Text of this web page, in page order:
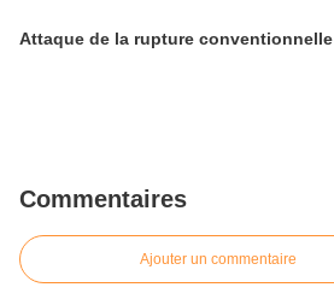
Attaque de la rupture conventionnelle
Commentaires
Ajouter un commentaire